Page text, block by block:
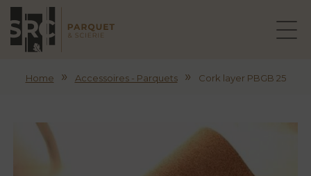
Home » Accessoires - Parquets» Cork layer PBGB 25